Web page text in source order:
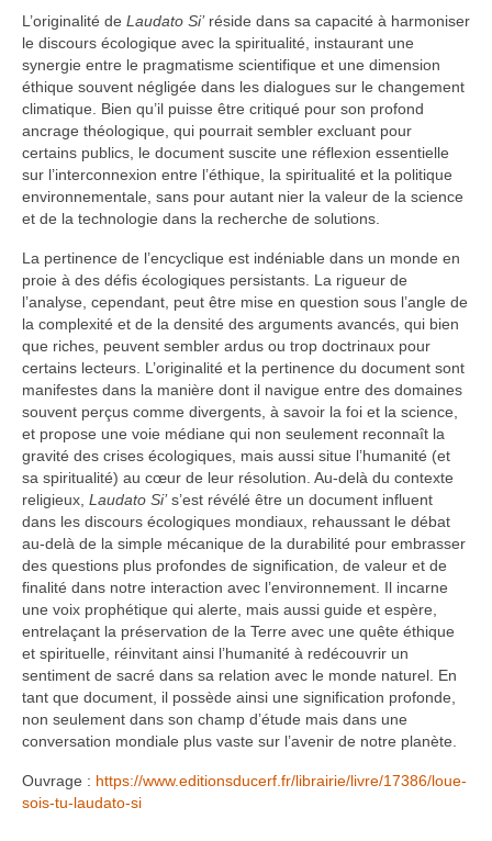
L’originalité de Laudato Si’réside dans sa capacité à harmoniser
le discours écologique avec la spiritualité, instaurant une
synergie entre le pragmatisme scientifique et une dimension
éthique souvent négligée dans les dialogues sur le changement
climatique. Bien qu’il puisse être critiqué pour son profond
ancrage théologique, qui pourrait sembler excluant pour
certains publics, le document suscite une réflexion essentielle
sur l’interconnexion entre l’éthique, la spiritualité et la politique
environnementale, sans pour autant nier la valeur de la science
et de la technologie dans la recherche de solutions.
La pertinence de l’encyclique est indéniable dans un monde en
proie à des défis écologiques persistants. La rigueur de
l’analyse, cependant, peut être mise en question sous l’angle de
la complexité et de la densité des arguments avancés, qui bien
que riches, peuvent sembler ardus ou trop doctrinaux pour
certains lecteurs. L’originalité et la pertinence du document sont
manifestes dans la manière dont il navigue entre des domaines
souvent perçus comme divergents, à savoir la foi et la science,
et propose une voie médiane qui non seulement reconnaît la
gravité des crises écologiques, mais aussi situe l’humanité (et
sa spiritualité) au cœur de leur résolution. Au-delà du contexte
religieux, Laudato Si’s’est révélé être un document influent
dans les discours écologiques mondiaux, rehaussant le débat
au-delà de la simple mécanique de la durabilité pour embrasser
des questions plus profondes de signification, de valeur et de
finalité dans notre interaction avec l’environnement. Il incarne
une voix prophétique qui alerte, mais aussi guide et espère,
entrelaçant la préservation de la Terre avec une quête éthique
et spirituelle, réinvitant ainsi l’humanité à redécouvrir un
sentiment de sacré dans sa relation avec le monde naturel. En
tant que document, il possède ainsi une signification profonde,
non seulement dans son champ d’étude mais dans une
conversation mondiale plus vaste sur l’avenir de notre planète.
Ouvrage : https://www.editionsducerf.fr/librairie/livre/17386/loue-
sois-tu-laudato-si